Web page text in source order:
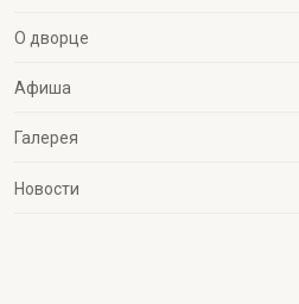
О дворце
Афиша
Галерея
Новости